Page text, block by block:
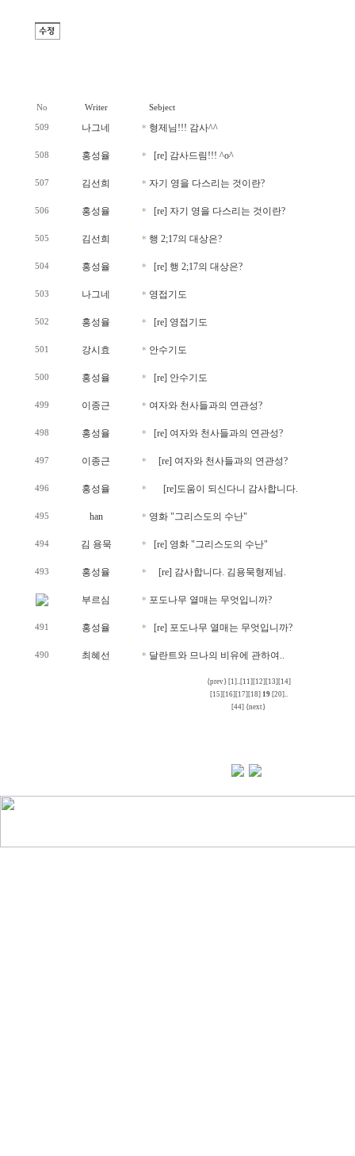
No Writer Sebject
509 나그네 * 형제님!!! 감사^^
508 홍성율 * [re] 감사드림!!! ^o^
507 김선희 * 자기 영을 다스리는 것이란?
506 홍성율 * [re] 자기 영을 다스리는 것이란?
505 김선희 * 행 2;17의 대상은?
504 홍성율 * [re] 행 2;17의 대상은?
503 나그네 * 영접기도
502 홍성율 * [re] 영접기도
501 강시효 * 안수기도
500 홍성율 * [re] 안수기도
499 이종근 * 여자와 천사들과의 연관성?
498 홍성율 * [re] 여자와 천사들과의 연관성?
497 이종근 * [re] 여자와 천사들과의 연관성?
496 홍성율 * [re]도움이 되신다니 감사합니다.
495 han * 영화 "그리스도의 수난"
494 김 용묵 * [re] 영화 "그리스도의 수난"
493 홍성율 * [re] 감사합니다. 김용묵형제님.
부르심 * 포도나무 열매는 무엇입니까?
491 홍성율 * [re] 포도나무 열매는 무엇입니까?
490 최혜선 * 달란트와 므나의 비유에 관하여..
{prev} [1]..[11] [12] [13] [14]
[15] [16] [17] [18] 19 [20]..
[44] {next}